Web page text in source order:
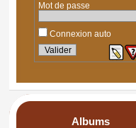
Mot de passe
Connexion auto
Albums